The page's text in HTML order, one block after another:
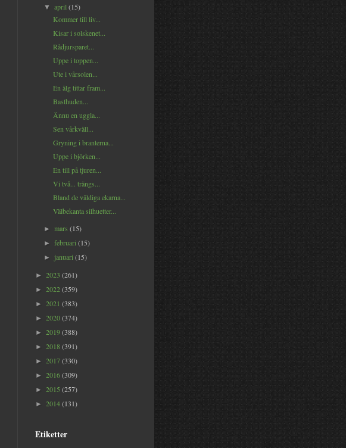
▼april(15)
Kommer till liv...
Kisar i solskenet...
Rådjursparet...
Uppe i toppen...
Ute i vårsolen...
En älg tittar fram...
Basthuden...
Ännu en uggla...
Sen vårkväll...
Gryning i branterna...
Uppe i björken...
En till på tjuren...
Vi två... trängs...
Bland de väldiga ekarna...
Välbekanta silhuetter...
►mars(15)
►februari(15)
► januari(15)
► 2023 (261)
► 2022(359)
► 2021 (383)
► 2020(374)
► 2019(388)
► 2018 (391)
► 2017(330)
► 2016(309)
► 2015 (257)
► 2014(131)
Etiketter